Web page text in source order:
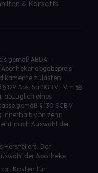
& Korsetts
gemäß ABDA-
zulasten
Abs. 5a SGB V i.V.m §§
abzüglich eines
gemäß § 130 SGB V
innerhalb von zehn
nach Auswahl der
Herstellers. Der
der Apotheke.
Kosten für